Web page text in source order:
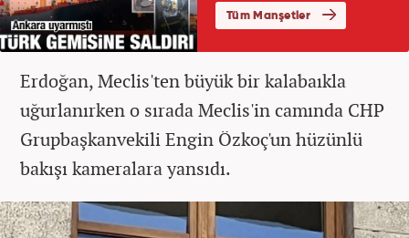
Erdoğan, Meclis'ten büyük bir kalabaıkla
uğurlanırken o sırada Meclis'in camında CHP
Grupbaşkanvekili Engin Özkoç'un hüzünlü
bakışı kameralara yansıdı.